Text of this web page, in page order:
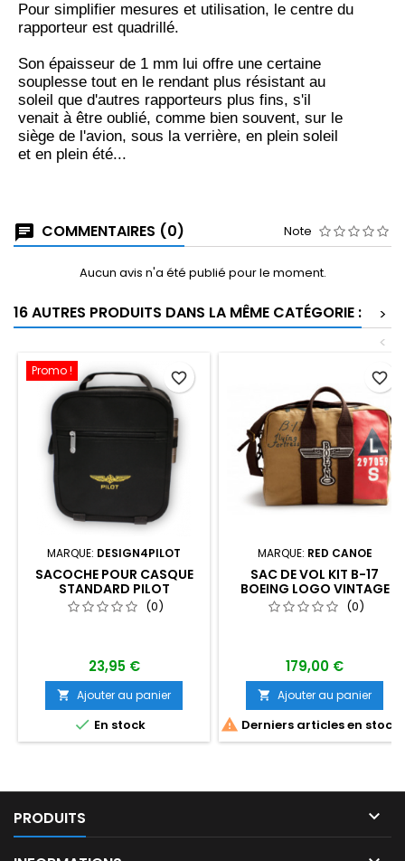
Pour simplifier mesures et utilisation, le centre du
rapporteur est quadrillé.
Son épaisseur de 1 mm lui offre une certaine
souplesse tout en le rendant plus résistant au
soleil que d'autres rapporteurs plus fins, s'il
venait à être oublié, comme bien souvent, sur le
siège de l'avion, sous la verrière, en plein soleil
et en plein été...
COMMENTAIRES (0) Note
Aucun avis n'a été publié pour le moment.
16 AUTRES PRODUITS DANS LA MÊME CATÉGORIE :
>
<
Promo !
MARQUE: DESIGN4PILOT
SACOCHE POUR CASQUE
STANDARD PILOT
(0)
23,95 €
 Ajouter au panier
 En stock
favorite_border
MARQUE: RED CANOE
SAC DE VOL KIT B-17
BOEING LOGO VINTAGE
RED CANOE(0)
179,00 €
 Ajouter au panier
 Derniers articles en stock
favorite_border
PRODUITS 